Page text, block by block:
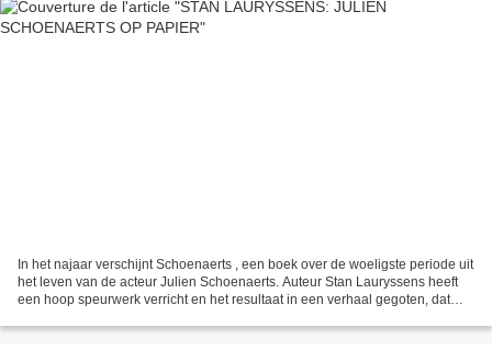
In het najaar verschijnt Schoenaerts , een boek over de woeligste periode uit
het leven van de acteur Julien Schoenaerts. Auteur Stan Lauryssens heeft
een hoop speurwerk verricht en het resultaat in een verhaal gegoten, dat